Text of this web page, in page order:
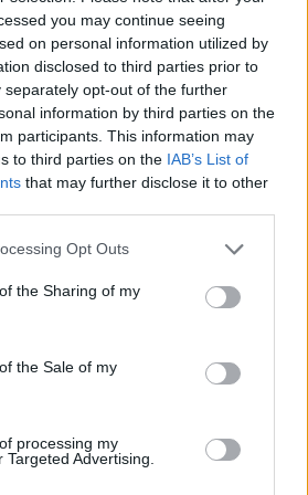
you may continue seeing
on personal information utilized by
disclosed to third parties prior to
separately opt-out of the further
information by third parties on the
participants. This information may
to third parties on the IAB’s List of
that may further disclose it to other
app uses one or more Google
or usage behaviour. You may click to
Google and its third-party tags to
specified purposes in below Google
Opt Outs
the Sharing of my
the Sale of my
processing my
Advertising.
‘UN domani
e ‘Prosperità per tutti’.
24 agosto 2023
pari
internazionale fornisce una
globale Il Regno è orgoglioso del
architettoniche uniche nonché
economica e sociale che ha
Vision 2030 il 25 aprile 2016.